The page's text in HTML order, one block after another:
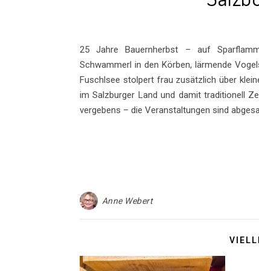
25 Jahre Bauernherbst – auf
Schwammerl in den Körben, lärmende
Fuschlsee stolpert frau zusätzlich über
im Salzburger Land und damit traditionell
vergebens – die Veranstaltungen sind
Anne Webert